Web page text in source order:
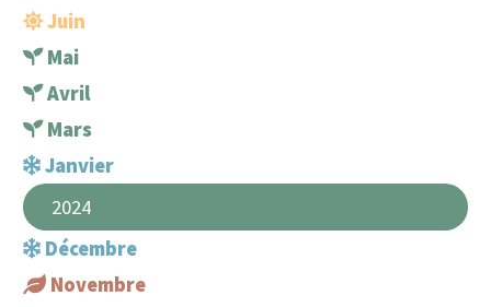
Juin
Mai
Avril
Mars
Janvier
2024
Décembre
Novembre